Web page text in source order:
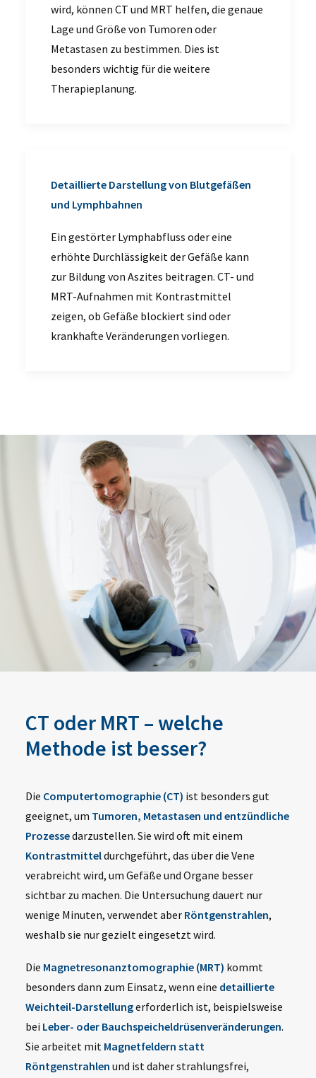
wird, können CT und MRT helfen, die genaue
Lage und Größe von Tumoren oder
Metastasen zu bestimmen. Dies ist
besonders wichtig für die weitere
Therapieplanung.
Detaillierte Darstellung von Blutgefäßen
und Lymphbahnen
Ein gestörter Lymphabfluss oder eine
erhöhte Durchlässigkeit der Gefäße kann
zur Bildung von Aszites beitragen. CT- und
MRT-Aufnahmen mit Kontrastmittel
zeigen, ob Gefäße blockiert sind oder
krankhafte Veränderungen vorliegen.
CT oder MRT – welche
Methode ist besser?
Die Computertomographie (CT) ist besonders gut
geeignet, um Tumoren, Metastasen und entzündliche
Prozessedarzustellen. Sie wird oft mit einem
Kontrastmitteldurchgeführt, das über die Vene
verabreicht wird, um Gefäße und Organe besser
sichtbar zu machen. Die Untersuchung dauert nur
wenige Minuten, verwendet aber Röntgenstrahlen,
weshalb sie nur gezielt eingesetzt wird.
Die Magnetresonanztomographie (MRT) kommt
besonders dann zum Einsatz, wenn eine detaillierte
Weichteil-Darstellungerforderlich ist, beispielsweise
bei Leber- oder Bauchspeicheldrüsenveränderungen.
Sie arbeitet mit Magnetfeldern statt
Röntgenstrahlen und ist daher strahlungsfrei,